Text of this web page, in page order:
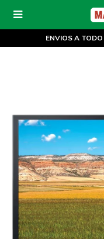

ENVIOS A TODO